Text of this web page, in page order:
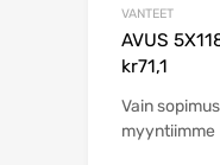
VANTEET
AVUS
kr71,1
Vain
myyntiimme